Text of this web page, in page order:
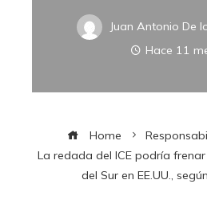
Juan Antonio De
Hace 11
Home
La redada del ICE podría
del Sur en EE.UU.,